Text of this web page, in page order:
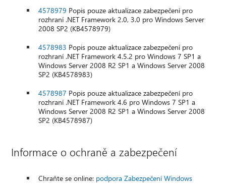
4578979 Popis pouze aktualizace zabezpečení pro
rozhraní .NET Framework 2.0, 3.0 pro Windows Server
2008 SP2 (KB4578979)
4578983 Popis pouze aktualizace zabezpečení pro
rozhraní .NET Framework 4.5.2 pro Windows 7 SP1 a
Windows Server 2008 R2 SP1 a Windows Server 2008
SP2 (KB4578983)
4578987 Popis pouze aktualizace zabezpečení pro
rozhraní .NET Framework 4.6 pro Windows 7 SP1 a
Windows Server 2008 R2 SP1 a Windows Server 2008
SP2 (KB4578987)
Informace o ochraně a zabezpečení
Chraňte se online: podpora Zabezpečení Windows